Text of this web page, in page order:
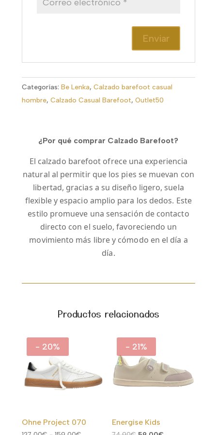
Categorías: Be Lenka, Calzado barefoot casual
hombre, Calzado Casual Barefoot, Outlet50
¿Por qué comprar Calzado Barefoot?
El calzado barefoot ofrece una experiencia
natural al permitir que los pies se muevan con
libertad, gracias a su diseño ligero, suela
flexible y espacio amplio para los dedos. Este
estilo promueve una sensación de contacto
directo con el suelo, favoreciendo un
movimiento más libre y cómodo en el día a
día.
Productos relacionados
- 20%
Ohne Project 070
- 21%
Energise Kids